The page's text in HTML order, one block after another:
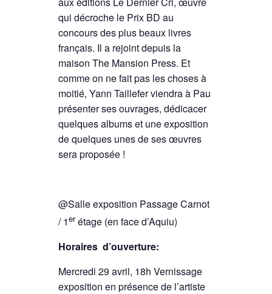
qui décroche le Prix BD au
concours des plus beaux livres
français. Il a rejoint depuis la
maison The Mansion Press. Et
comme on ne fait pas les choses à
moitié, Yann Taillefer viendra à Pau
présenter ses ouvrages, dédicacer
quelques albums et une exposition
de quelques unes de ses œuvres
sera proposée !
@Salle exposition Passage Carnot
/ 1erétage (en face d’Aquiu)
Horaires d’ouverture:
Mercredi 29 avril, 18h Vernissage
exposition en présence de l’artiste